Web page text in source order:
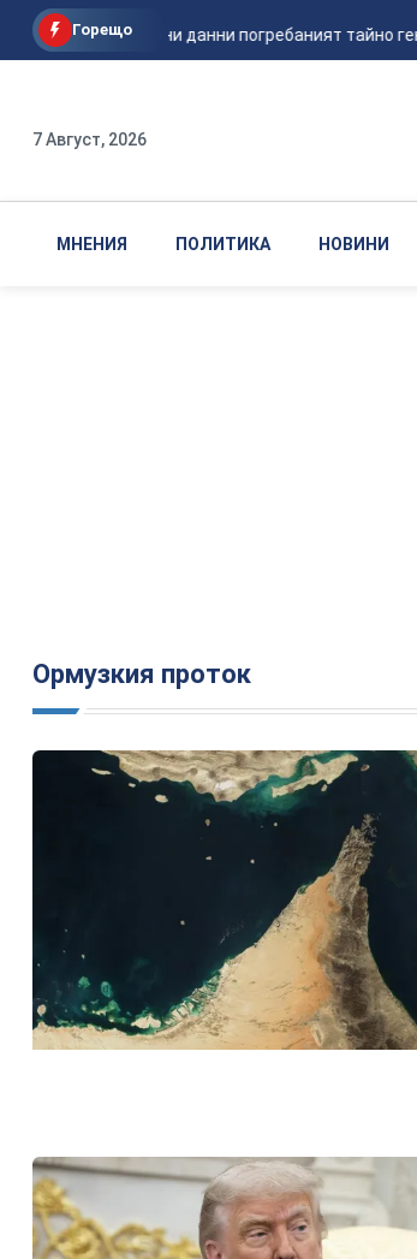
Горещо
По последни данни погребаният тайно
7 Август, 2026
МНЕНИЯ ПОЛИТИКА НОВИНИ
Ормузкия проток